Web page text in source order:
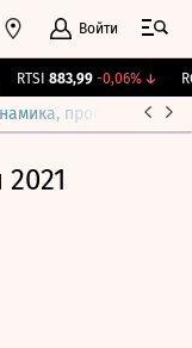
Войти
RTSI 883,99 -0,06%↓
прогнозы